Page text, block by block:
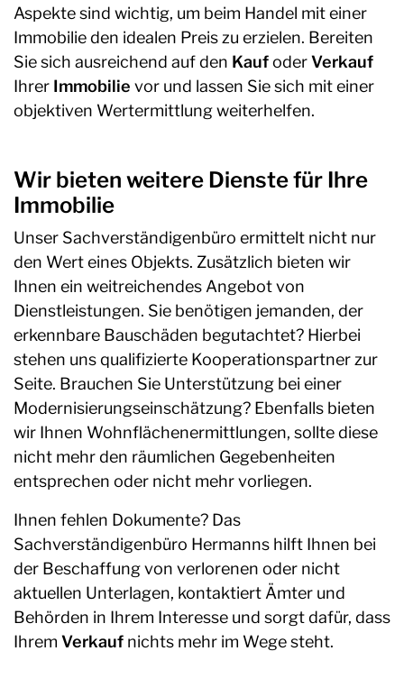
Aspekte sind wichtig, um beim Handel mit einer
Immobilie den idealen Preis zu erzielen. Bereiten
Sie sich ausreichend auf den KaufoderVerkauf
Ihrer Immobilie vor und lassen Sie sich mit einer
objektiven Wertermittlung weiterhelfen.
Wir bieten weitere Dienste für Ihre
Immobilie
Unser Sachverständigenbüro ermittelt nicht nur
den Wert eines Objekts. Zusätzlich bieten wir
Ihnen ein weitreichendes Angebot von
Dienstleistungen. Sie benötigen jemanden, der
erkennbare Bauschäden begutachtet? Hierbei
stehen uns qualifizierte Kooperationspartner zur
Seite. Brauchen Sie Unterstützung bei einer
Modernisierungseinschätzung? Ebenfalls bieten
wir Ihnen Wohnflächenermittlungen, sollte diese
nicht mehr den räumlichen Gegebenheiten
entsprechen oder nicht mehr vorliegen.
Ihnen fehlen Dokumente? Das
Sachverständigenbüro Hermanns hilft Ihnen bei
der Beschaffung von verlorenen oder nicht
aktuellen Unterlagen, kontaktiert Ämter und
Behörden in Ihrem Interesse und sorgt dafür, dass
Ihrem Verkauf nichts mehr im Wege steht.